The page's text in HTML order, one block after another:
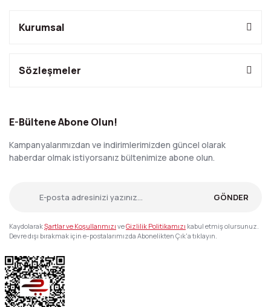
Kurumsal
Sözleşmeler
E-Bültene Abone Olun!
Kampanyalarımızdan ve indirimlerimizden güncel olarak
haberdar olmak istiyorsanız bültenimize abone olun.
GÖNDER
KaydolarakŞartlar ve Koşullarımızı veGizlilik Politikamızı kabul etmiş olursunuz.
Devre dışı bırakmak için e-postalarımızda Abonelikten Çık'a tıklayın.